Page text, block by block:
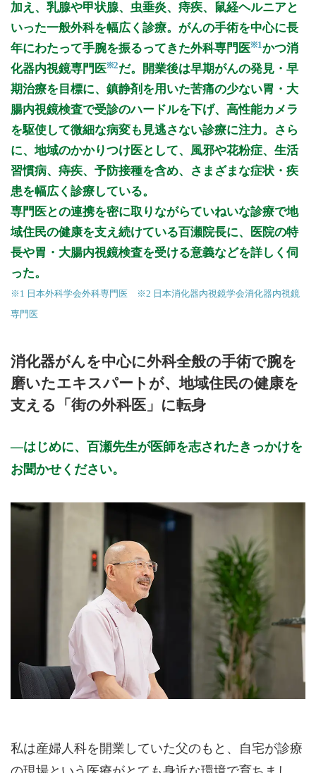
>>病院なびで医療機関の詳細を見る
公式HPはこちら
初診受付
加え、乳腺や甲状腺、虫垂炎、痔疾、鼠経ヘルニアと
いった一般外科を幅広く診療。がんの手術を中心に長
年にわたって手腕を振るってきた外科専門医※1かつ消
化器内視鏡専門医※2だ。開業後は早期がんの発見・早
期治療を目標に、鎮静剤を用いた苦痛の少ない胃・大
腸内視鏡検査で受診のハードルを下げ、高性能カメラ
を駆使して微細な病変も見逃さない診療に注力。さら
に、地域のかかりつけ医として、風邪や花粉症、生活
習慣病、痔疾、予防接種を含め、さまざまな症状・疾
患を幅広く診療している。
専門医との連携を密に取りながらていねいな診療で地
域住民の健康を支え続けている百瀬院長に、医院の特
長や胃・大腸内視鏡検査を受ける意義などを詳しく伺
った。
※1 日本外科学会外科専門医 ※2 日本消化器内視鏡学会消化器内視鏡
専門医
消化器がんを中心に外科全般の手術で腕を
磨いたエキスパートが、地域住民の健康を
支える「街の外科医」に転身
はじめに、百瀬先生が医師を志されたきっかけを
お聞かせください。
私は産婦人科を開業していた父のもと、自宅が診療